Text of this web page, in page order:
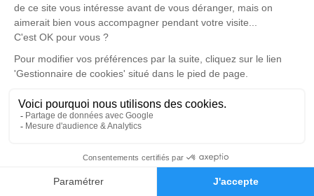
Faire-part Hommages
Un service de plantation d’arbre hommage est
disponible ici
Cérémonie religieuse
Église Saint Germain de Montayral
le bourg